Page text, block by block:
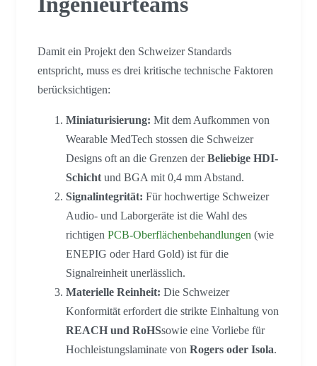
Damit ein Projekt den Schweizer Standards
entspricht, muss es drei kritische technische Faktoren
berücksichtigen:
Miniaturisierung: Mit dem Aufkommen von
Wearable MedTech stossen die Schweizer
Designs oft an die Grenzen derBeliebige HDI-
Schicht und BGA mit 0,4 mm Abstand.
Signalintegrität: Für hochwertige Schweizer
Audio- und Laborgeräte ist die Wahl des
richtigen PCB-Oberflächenbehandlungen (wie
ENEPIG oder Hard Gold) ist für die
Signalreinheit unerlässlich.
Materielle Reinheit: Die Schweizer
Konformität erfordert die strikte Einhaltung von
REACH und RoHSsowie eine Vorliebe für
Hochleistungslaminate von Rogers oder Isola.